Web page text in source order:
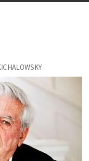
não é a resposta